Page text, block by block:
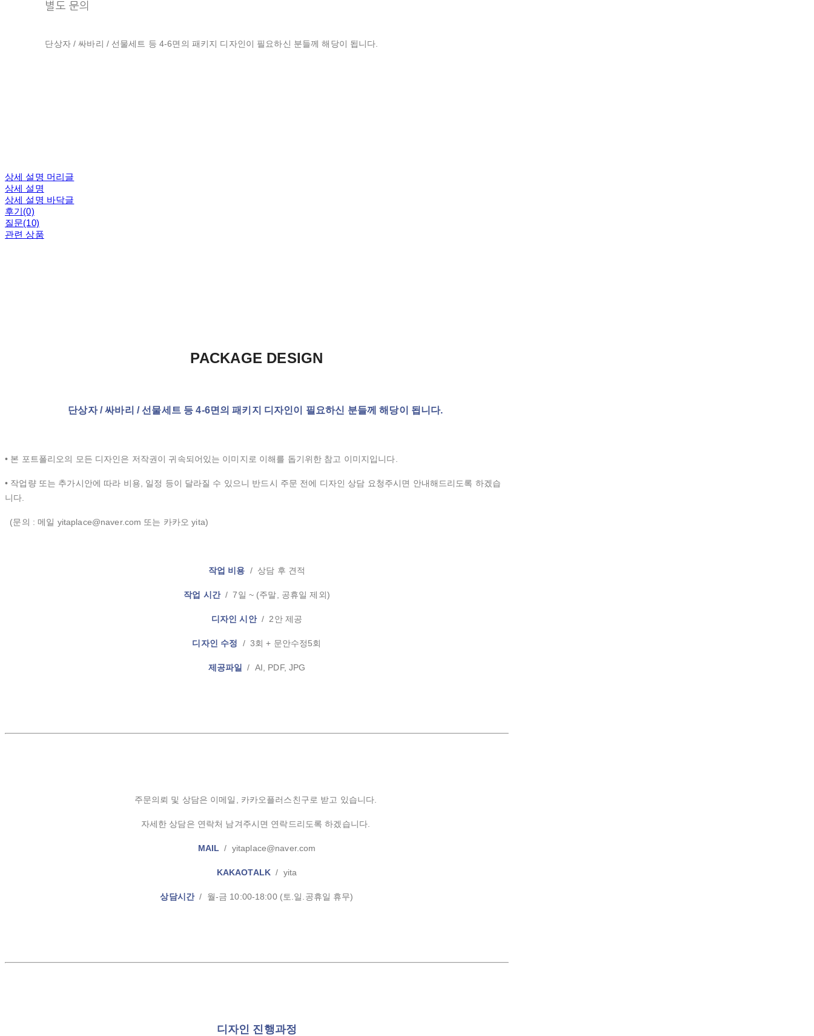
별도 문의
단상자 / 싸바리 / 선물세트 등 4-6면의 패키지 디자인이 필요하신 분들께 해당이 됩니다.
상세 설명 머리글
상세 설명
상세 설명 바닥글
후기(0)
질문(10)
관련 상품
PACKAGE DESIGN
단상자 / 싸바리 / 선물세트 등 4-6면의 패키지 디자인이 필요하신 분들께 해당이 됩니다.
• 본 포트폴리오의 모든 디자인은 저작권이 귀속되어있는 이미지로 이해를 돕기위한 참고 이미지입니다.
• 작업량 또는 추가시안에 따라 비용, 일정 등이 달라질 수 있으니 반드시 주문 전에 디자인 상담 요청주시면 안내해드리도록 하겠습
니다.
(문의 : 메일 yitaplace@naver.com 또는 카카오 yita)
작업 비용 / 상담 후 견적
작업 시간 / 7일 ~ (주말, 공휴일 제외)
디자인 시안/ 2안 제공
디자인 수정 / 3회 + 문안수정5회
제공파일 / AI, PDF, JPG
주문의뢰 및 상담은 이메일, 카카오플러스친구로 받고 있습니다.
자세한 상담은 연락처 남겨주시면 연락드리도록 하겠습니다.
MAIL / yitaplace@naver.com
KAKAOTALK / yita
상담시간 / 월-금 10:00-18:00 (토.일.공휴일 휴무)
디자인 진행과정